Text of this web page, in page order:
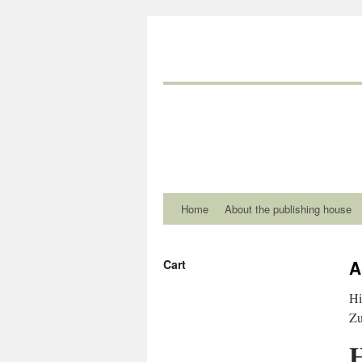
Home About the publishing house
Cart